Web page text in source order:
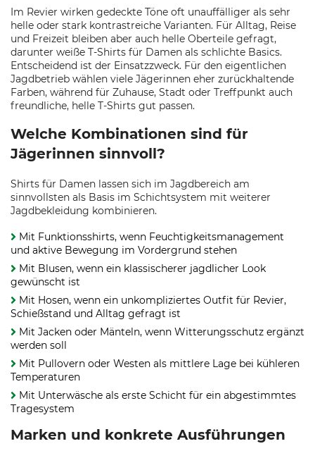
Im Revier wirken gedeckte Töne oft unauffälliger als sehr
helle oder stark kontrastreiche Varianten. Für Alltag, Reise
und Freizeit bleiben aber auch helle Oberteile gefragt,
darunter weiße T-Shirts für Damen als schlichte Basics.
Entscheidend ist der Einsatzzweck. Für den eigentlichen
Jagdbetrieb wählen viele Jägerinnen eher zurückhaltende
Farben, während für Zuhause, Stadt oder Treffpunkt auch
freundliche, helle T-Shirts gut passen.
Welche Kombinationen sind für
Jägerinnen sinnvoll?
Shirts für Damen lassen sich im Jagdbereich am
sinnvollsten als Basis im Schichtsystem mit weiterer
Jagdbekleidung kombinieren.
Mit Funktionsshirts, wenn Feuchtigkeitsmanagement
und aktive Bewegung im Vordergrund stehen
Mit Blusen, wenn ein klassischerer jagdlicher Look
gewünscht ist
Mit Hosen, wenn ein unkompliziertes Outfit für Revier,
Schießstand und Alltag gefragt ist
Mit Jacken oder Mänteln, wenn Witterungsschutz ergänzt
werden soll
Mit Pullovern oder Westen als mittlere Lage bei kühleren
Temperaturen
Mit Unterwäsche als erste Schicht für ein abgestimmtes
Tragesystem
Marken und konkrete Ausführungen